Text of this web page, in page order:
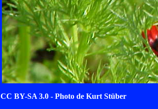
CC BY-SA 3.0 - Photo de Kurt Stüber